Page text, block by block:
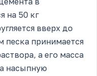
на 50 кг
вверх до
песка принимается
а его масса
насыпную